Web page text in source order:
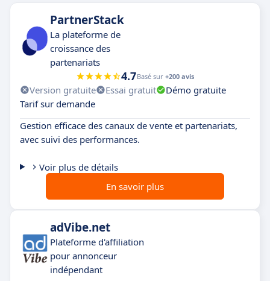
PartnerStack
La plateforme de
croissance des
partenariats
4.7Basé sur +200 avis
Version gratuite Essai gratuit
Démo gratuite
Tarif sur demande
Gestion efficace des canaux de vente et partenariats,
avec suivi des performances.
Voir plus de détails
En savoir plus
adVibe.net
Plateforme d'affiliation
pour annonceur
indépendant